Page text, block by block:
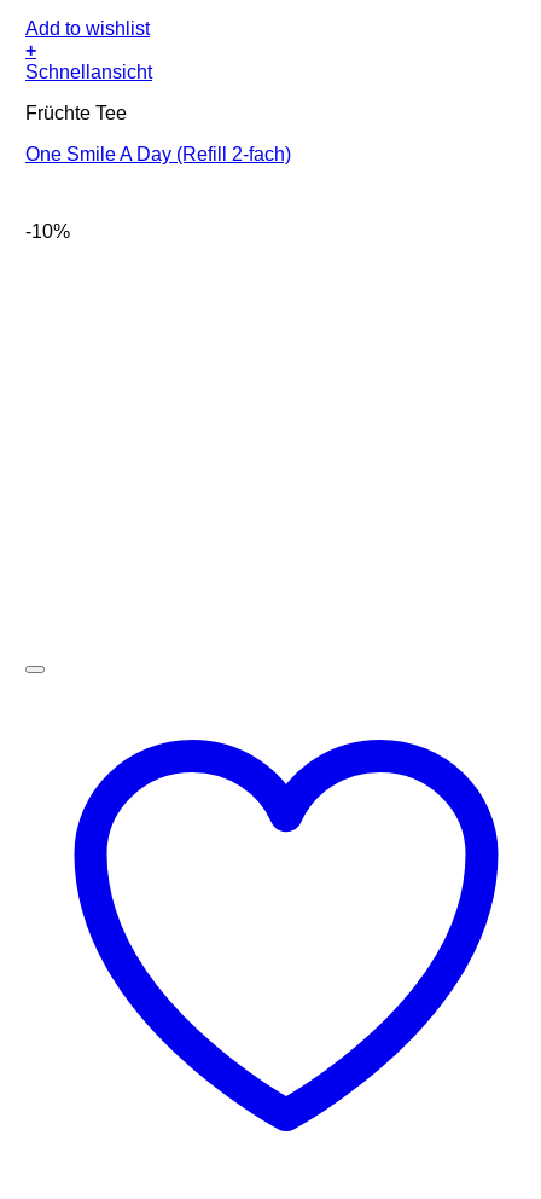
Add to wishlist
+
Schnellansicht
Früchte Tee
One Smile A Day (Refill 2-fach)
-10%